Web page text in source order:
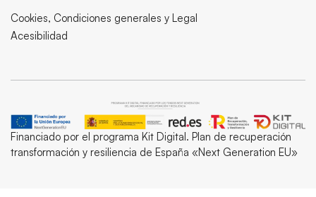
Cookies, Condiciones generales y Legal
Acesibilidad
Financiado por el programa Kit Digital. Plan de recuperación
transformación y resiliencia de España «Next Generation EU»